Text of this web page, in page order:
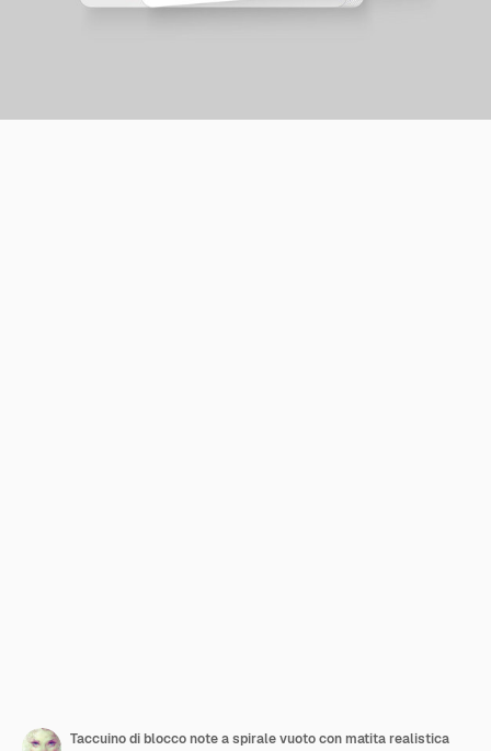
Taccuino di blocco note a spirale vuoto con matita realistica